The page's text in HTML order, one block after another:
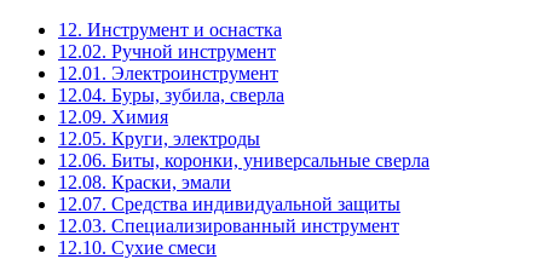
12. Инструмент и оснастка
12.02. Ручной инструмент
12.01. Электроинструмент
12.04. Буры, зубила, сверла
12.09. Химия
12.05. Круги, электроды
12.06. Биты, коронки, универсальные сверла
12.08. Краски, эмали
12.07. Средства индивидуальной защиты
12.03. Специализированный инструмент
12.10. Сухие смеси